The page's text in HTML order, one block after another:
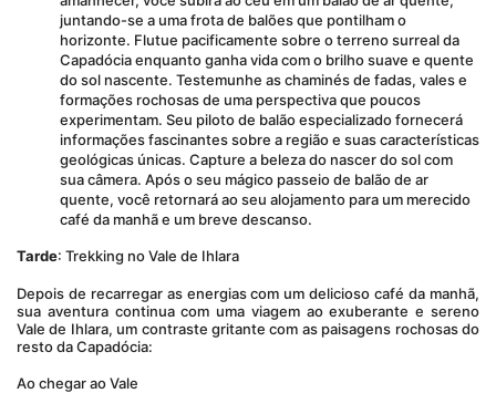
juntando-se a uma frota de balões que pontilham o
horizonte. Flutue pacificamente sobre o terreno surreal da
Capadócia enquanto ganha vida com o brilho suave e quente
do sol nascente. Testemunhe as chaminés de fadas, vales e
formações rochosas de uma perspectiva que poucos
experimentam. Seu piloto de balão especializado fornecerá
informações fascinantes sobre a região e suas características
geológicas únicas. Capture a beleza do nascer do sol com
sua câmera. Após o seu mágico passeio de balão de ar
quente, você retornará ao seu alojamento para um merecido
café da manhã e um breve descanso.
Tarde: Trekking no Vale de Ihlara
Depois de recarregar as energias com um delicioso café da manhã,
sua aventura continua com uma viagem ao exuberante e sereno
Vale de Ihlara, um contraste gritante com as paisagens rochosas do
resto da Capadócia:
Ao chegar ao Vale